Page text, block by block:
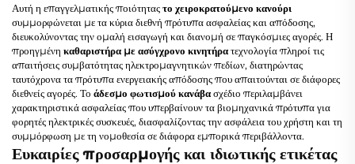
Αυτή η επαγγελματικής ποιότηταςτο χειροκρατούμενο κανούρι
συμμορφώνεται με τα κύρια διεθνή πρότυπα ασφαλείας και απόδοσης,
διευκολύνοντας την ομαλή εισαγωγή και διανομή σε παγκόσμιες αγορές. Η
προηγμένη καθαριστήρα με ασύγχρονο κινητήρατεχνολογία πληροί τις
απαιτήσεις συμβατότητας ηλεκτρομαγνητικών πεδίων, διατηρώντας
ταυτόχρονα τα πρότυπα ενεργειακής απόδοσης που απαιτούνται σε διάφορες
διεθνείς αγορές. Το άδεσμο φωτισμού κανάβασχέδιο περιλαμβάνει
χαρακτηριστικά ασφαλείας που υπερβαίνουν τα βιομηχανικά πρότυπα για
φορητές ηλεκτρικές συσκευές, διασφαλίζοντας την ασφάλεια του χρήστη και τη
συμμόρφωση με τη νομοθεσία σε διάφορα εμπορικά περιβάλλοντα.
Ευκαιρίες προσαρμογής και ιδιωτικής ετικέτας